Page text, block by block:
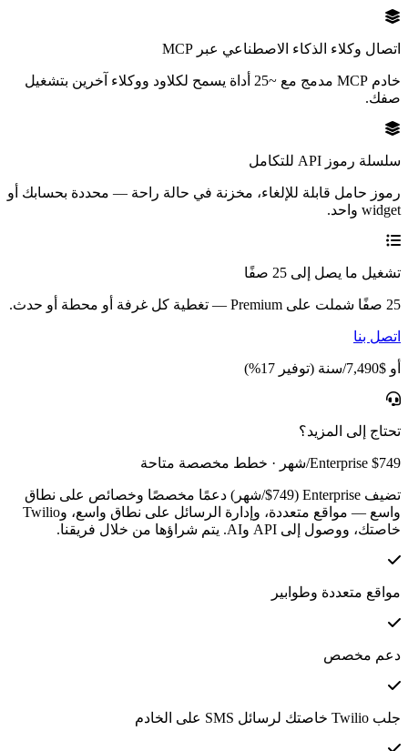
اتصال وكلاء الذكاء الاصطناعي عبر MCP
خادم MCP مدمج مع ~25 أداة يسمح لكلاود ووكلاء آخرين بتشغيل
صفك.
سلسلة رموز API للتكامل
رموز حامل قابلة للإلغاء، مخزنة في حالة راحة — محددة بحسابك أو
widget واحد.
تشغيل ما يصل إلى 25 صفًا
25 صفًا شملت على Premium — تغطية كل غرفة أو محطة أو حدث.
اتصل بنا
أو $7,490/سنة (توفير 17%)
تحتاج إلى المزيد؟
Enterprise $749/شهر · خطط مخصصة متاحة
تضيف Enterprise ($749/شهر) دعمًا مخصصًا وخصائص على نطاق
واسع — مواقع متعددة، وإدارة الرسائل على نطاق واسع، وTwilio
خاصتك، ووصول إلى API وAI. يتم شراؤها من خلال فريقنا.
مواقع متعددة وطوابير
دعم مخصص
جلب Twilio خاصتك لرسائل SMS على الخادم